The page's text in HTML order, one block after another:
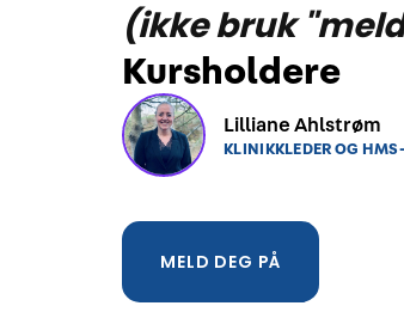
(ikke bruk
Kursholdere
Lilliane Ahlstrøm
KLINIKKLEDER OG
MELD DEG PÅ